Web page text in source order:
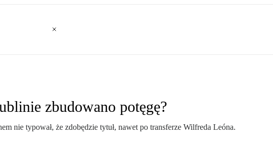
zbudowano potęgę?
nie typował, że zdobędzie tytuł, nawet po transferze Wilfreda Leóna.